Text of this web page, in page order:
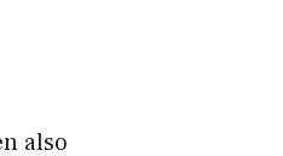
also